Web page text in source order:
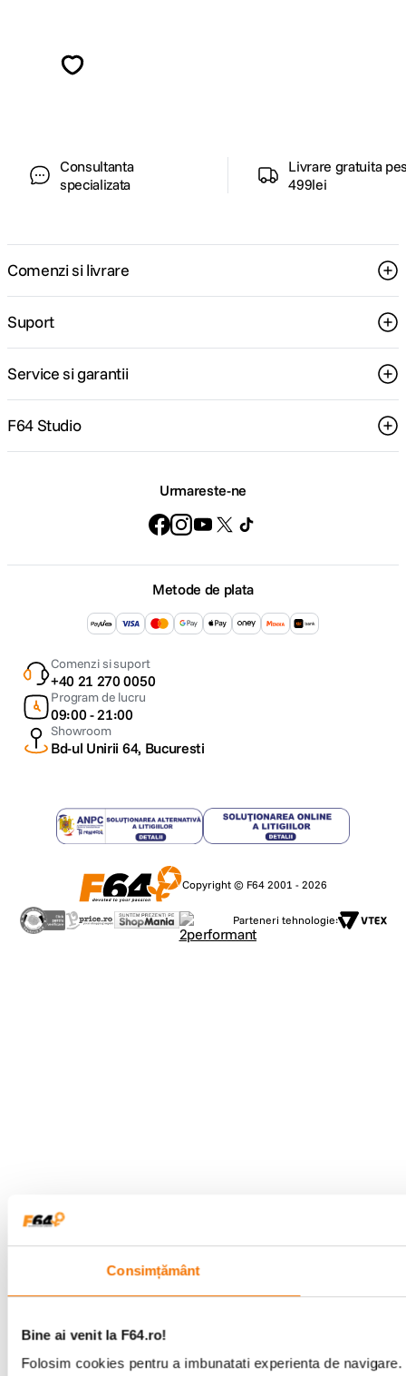
Consimțământ
Bine ai venit la F64.ro!
Folosim cookies pentru a imbunatati experienta de
Consultanta
specializata
Livrare gratuita
499lei
Comenzi si livrare
Suport
Service si garantii
F64 Studio
Urmareste-ne
Metode de plata
Comenzi si suport
+40 21 270 0050
Program de lucru
09:00 - 21:00
Showroom
Bd-ul Unirii 64, Bucuresti
Copyright © F64 2001 - 2026
Parteneri tehnologie: